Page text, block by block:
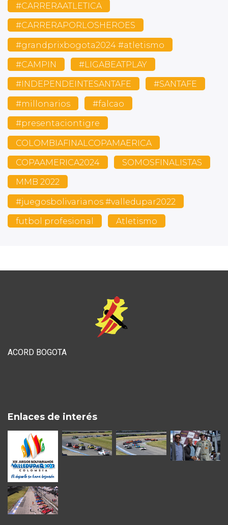
#CARRERAATLETICA
#CARRERAPORLOSHEROES
#grandprixbogota2024 #atletismo
#CAMPIN #LIGABEATPLAY
#INDEPENDEINTESANTAFE #SANTAFE
#millonarios #falcao
#presentaciontigre
COLOMBIAFINALCOPAMAERICA
COPAAMERICA2024 SOMOSFINALISTAS
MMB 2022
#juegosbolivarianos #valledupar2022
futbol profesional Atletismo
ACORD BOGOTA
Enlaces de interés